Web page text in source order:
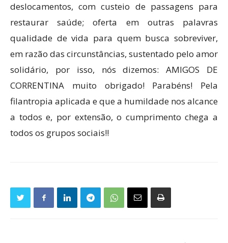
deslocamentos, com custeio de passagens para
restaurar saúde; oferta em outras palavras
qualidade de vida para quem busca sobreviver,
em razão das circunstâncias, sustentado pelo amor
solidário, por isso, nós dizemos: AMIGOS DE
CORRENTINA muito obrigado! Parabéns! Pela
filantropia aplicada e que a humildade nos alcance
a todos e, por extensão, o cumprimento chega a
todos os grupos sociais!!